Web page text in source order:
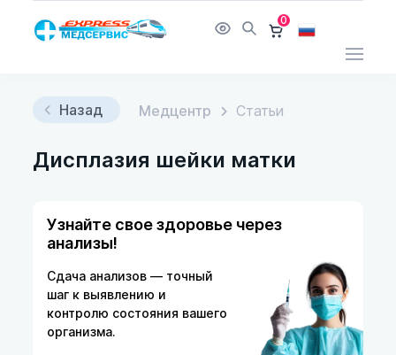
0
Назад Медцентр Статьи
Дисплазия шейки матки
Узнайте свое здоровье через
анализы!
Сдача анализов — точный
шаг к выявлению и
контролю состояния вашего
организма.